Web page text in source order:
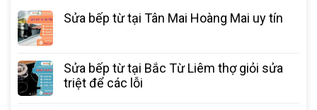
Sửa bếp từ tại Tân Mai Hoàng Mai uy tín
Sửa bếp từ tại Bắc Từ Liêm thợ giỏi sửa
triệt để các lỗi